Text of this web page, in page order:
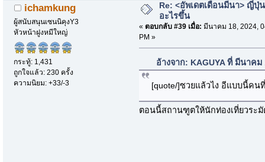
ichamkung
ผู้สนับสนุนเซนนิคุงY3
หัวหน้าฝูงหมีใหญ่
กระทู้: 1,431
ถูกใจแล้ว: 230 ครั้ง
ความนิยม: +33/-3
Re: <อัพเดตเดือนมีนา> ญี่ปุ่
อะไรขึ้น
« ตอบกลับ #39 เมื่อ: มีนาคม 18, 2024,
PM »
อ้างจาก: KAGUYA ที่ มีนาคม
[quote/]ซวยแล้วไง อีแบบนี้คน
ตอนนี้สถานฑูตให้นักท่องเที่ยวระ